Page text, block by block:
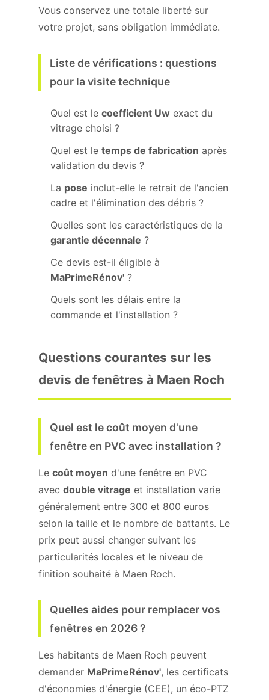
Vous conservez une totale liberté sur
votre projet, sans obligation immédiate.
Liste de vérifications : questions
pour la visite technique
Quel est le coefficient Uw exact du
vitrage choisi ?
Quel est le temps de fabrication après
validation du devis ?
La pose inclut-elle le retrait de l'ancien
cadre et l'élimination des débris ?
Quelles sont les caractéristiques de la
garantie décennale ?
Ce devis est-il éligible à
MaPrimeRénov' ?
Quels sont les délais entre la
commande et l'installation ?
Questions courantes sur les
devis de fenêtres à Maen Roch
Quel est le coût moyen d'une
fenêtre en PVC avec installation ?
Le coût moyen d'une fenêtre en PVC
avec double vitrage et installation varie
généralement entre 300 et 800 euros
selon la taille et le nombre de battants. Le
prix peut aussi changer suivant les
particularités locales et le niveau de
finition souhaité à Maen Roch.
Quelles aides pour remplacer vos
fenêtres en 2026 ?
Les habitants de Maen Roch peuvent
demander MaPrimeRénov', les certificats
d'économies d'énergie (CEE), un éco-PTZ